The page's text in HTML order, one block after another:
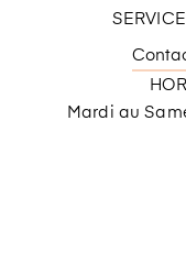
Mardi au